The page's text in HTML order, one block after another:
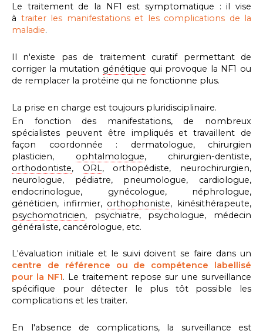
Le traitement de la NF1 est symptomatique : il vise
à traiter les manifestations et les complications de la
maladie.
Il n'existe pas de traitement curatif permettant de
corriger la mutation génétique qui provoque la NF1 ou
de remplacer la protéine qui ne fonctionne plus.
La prise en charge est toujours pluridisciplinaire.
En fonction des manifestations, de nombreux
spécialistes peuvent être impliqués et travaillent de
façon coordonnée : dermatologue, chirurgien
plasticien, ophtalmologue, chirurgien-dentiste,
orthodontiste, ORL , orthopédiste, neurochirurgien,
neurologue, pédiatre, pneumologue, cardiologue,
endocrinologue, gynécologue, néphrologue,
généticien, infirmier, orthophoniste, kinésithérapeute,
psychomotricien, psychiatre, psychologue, médecin
généraliste, cancérologue, etc.
L'évaluation initiale et le suivi doivent se faire dans un
centre de référence ou de compétence labellisé
pour la NF1. Le traitement repose sur une surveillance
spécifique pour détecter le plus tôt possible les
complications et les traiter.
En l'absence de complications, la surveillance est